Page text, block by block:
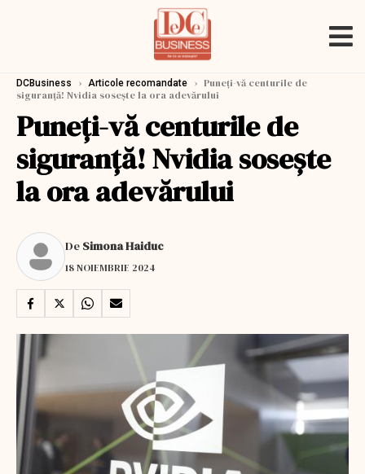
DCBusiness › Articole recomandate › Puneți-vă centurile de
siguranță! Nvidia sosește la ora adevărului
Puneți-vă centurile de
siguranță! Nvidia sosește
la ora adevărului
De Simona Haiduc
18 NOIEMBRIE 2024